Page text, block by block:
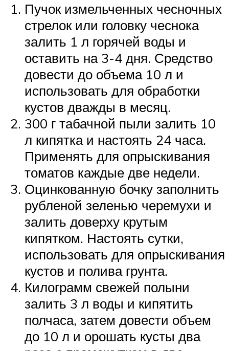
Пучок измельченных чесночных
стрелок или головку чеснока
залить 1 л горячей воды и
оставить на 3-4 дня. Средство
довести до объема 10 л и
использовать для обработки
кустов дважды в месяц.
300 г табачной пыли залить 10
л кипятка и настоять 24 часа.
Применять для опрыскивания
томатов каждые две недели.
Оцинкованную бочку заполнить
рубленой зеленью черемухи и
залить доверху крутым
кипятком. Настоять сутки,
использовать для опрыскивания
кустов и полива грунта.
Килограмм свежей полыни
залить 3 л воды и кипятить
полчаса, затем довести объем
до 10 л и орошать кусты два